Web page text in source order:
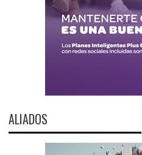
ALIADOS